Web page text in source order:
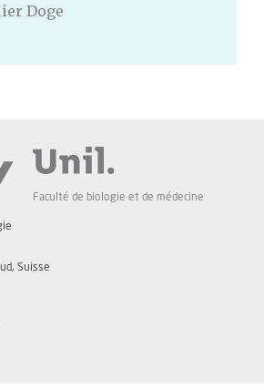
Doge
Faculté de biologie et de médecine
Suisse